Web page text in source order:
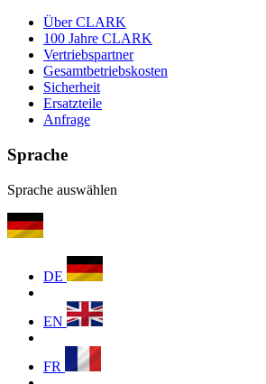
Über CLARK
100 Jahre CLARK
Vertriebspartner
Gesamtbetriebskosten
Sicherheit
Ersatzteile
Anfrage
Sprache
Sprache auswählen
DE
EN
FR